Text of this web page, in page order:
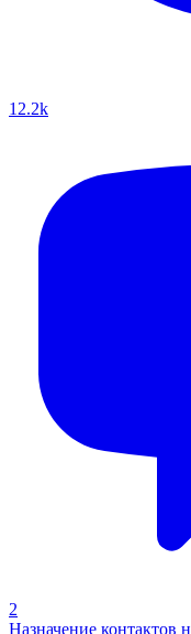
12.2k
2
Назначение контактов